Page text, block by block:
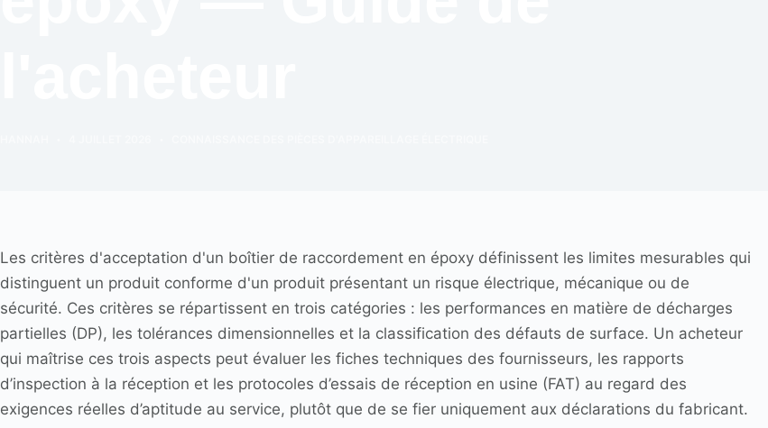
Les critères d'acceptation d'un boîtier de raccordement en époxy définissent les limites mesurables qui
distinguent un produit conforme d'un produit présentant un risque électrique, mécanique ou de
sécurité. Ces critères se répartissent en trois catégories : les performances en matière de décharges
partielles (DP), les tolérances dimensionnelles et la classification des défauts de surface. Un acheteur
qui maîtrise ces trois aspects peut évaluer les fiches techniques des fournisseurs, les rapports
d’inspection à la réception et les protocoles d’essais de réception en usine (FAT) au regard des
exigences réelles d’aptitude au service, plutôt que de se fier uniquement aux déclarations du fabricant.